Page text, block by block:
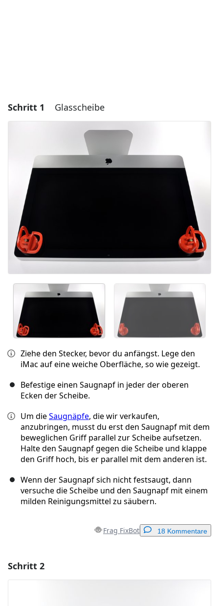
Schritt 1 Glasscheibe
Ziehe den Stecker, bevor du anfängst. Lege den
iMac auf eine weiche Oberfläche, so wie gezeigt.
Befestige einen Saugnapf in jeder der oberen
Ecken der Scheibe.
Um dieSaugnäpfe, die wir verkaufen,
anzubringen, musst du erst den Saugnapf mit dem
beweglichen Griff parallel zur Scheibe aufsetzen.
Halte den Saugnapf gegen die Scheibe und klappe
den Griff hoch, bis er parallel mit dem anderen ist.
Wenn der Saugnapf sich nicht festsaugt, dann
versuche die Scheibe und den Saugnapf mit einem
milden Reinigungsmittel zu säubern.
Frag FixBot 18 Kommentare
Schritt 2